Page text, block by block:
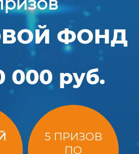
ФОНД
000 руб.
5 ПРИЗОВ
ПО